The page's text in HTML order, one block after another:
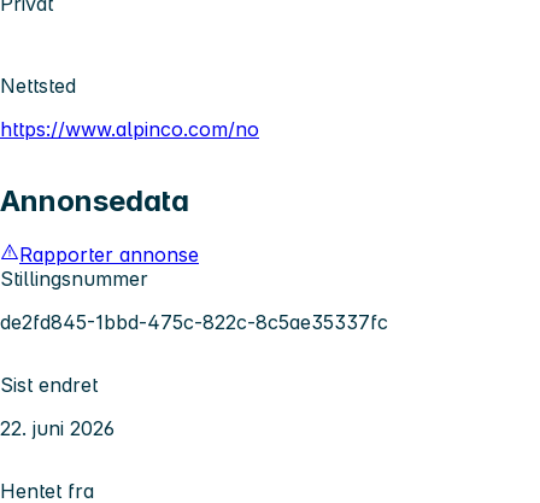
Nettsted
https://www.alpinco.com/no
Annonsedata
Rapporter annonse
Stillingsnummer
de2fd845-1bbd-475c-822c-8c5ae35337fc
Sist endret
22. juni 2026
Hentet fra